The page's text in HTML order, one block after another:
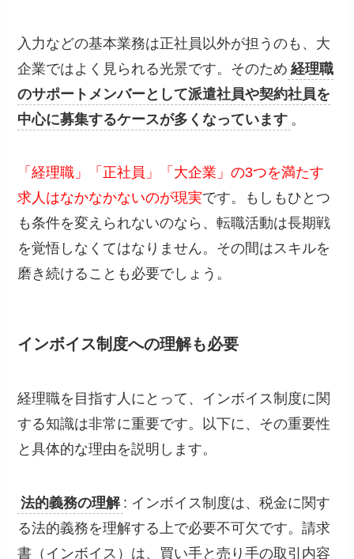
入力などの基本業務は正社員以外が担うのも、大
企業ではよく見られる光景です。そのため 経理職
のサポートメンバーとして派遣社員や契約社員を
中心に募集するケースが多くなっています 。
「経理職」「正社員」「大企業」の3つを満たす
求人はなかなかないのが現実です。もしもひとつ
も条件を変えられないのなら、転職活動は長期戦
を覚悟しなくてはなりません。その間はスキルを
磨き続けることも必要でしょう。
インボイス制度への理解も必要
経理職を目指す人にとって、インボイス制度に関
する知識は非常に重要です。以下に、その重要性
と具体的な理由を説明します。
法的義務の理解 : インボイス制度は、税金に関す
る法的義務を理解する上で必要不可欠です。請求
書（インボイス）は、買い手と売り手の取引内容